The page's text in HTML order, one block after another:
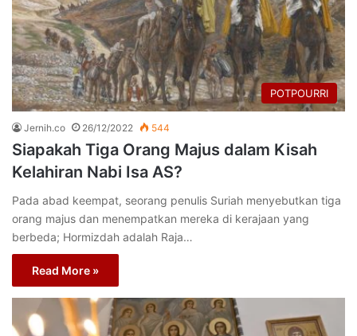
POTPOURRI
Jernih.co 26/12/2022 544
Siapakah Tiga Orang Majus dalam Kisah
Kelahiran Nabi Isa AS?
Pada abad keempat, seorang penulis Suriah menyebutkan tiga
orang majus dan menempatkan mereka di kerajaan yang
berbeda; Hormizdah adalah Raja…
Read More »